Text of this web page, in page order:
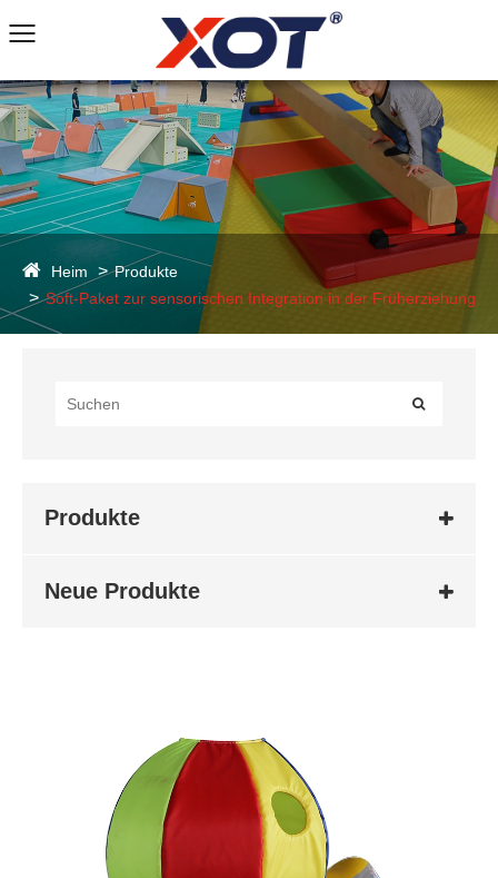
Heim
Produkte
Soft-Paket zur sensorischen Integration in der Früherziehung
Produkte
Neue Produkte